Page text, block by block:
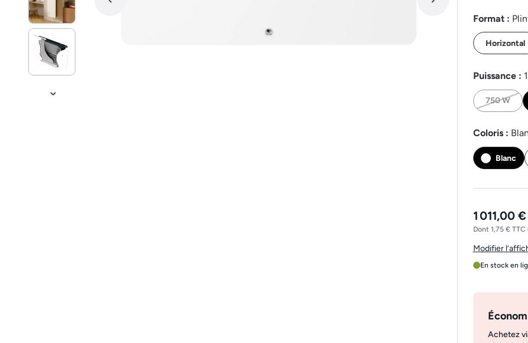
Format :
Horizontal
Puissance :
750 W
Coloris :
Blanc
1 011,00 €
Dont 1,75 €
Modifier
En stock en
Achetez